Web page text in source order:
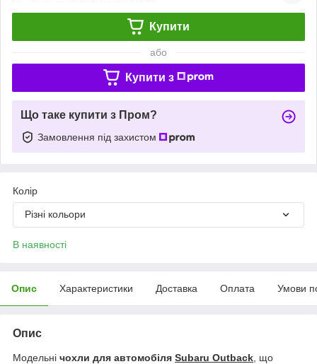
Купити
або
Купити з
Що таке купити з Пром?
Замовлення під захистом
Колір
Різні кольори
В наявності
Опис Характеристики Доставка Оплата Умови
Опис
Модельні чохли для автомобіля Subaru Outback , що